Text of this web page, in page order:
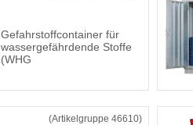
Gefahrstoffcontainer für
wassergefährdende Stoffe
(WHG
(Artikelgruppe 46610)